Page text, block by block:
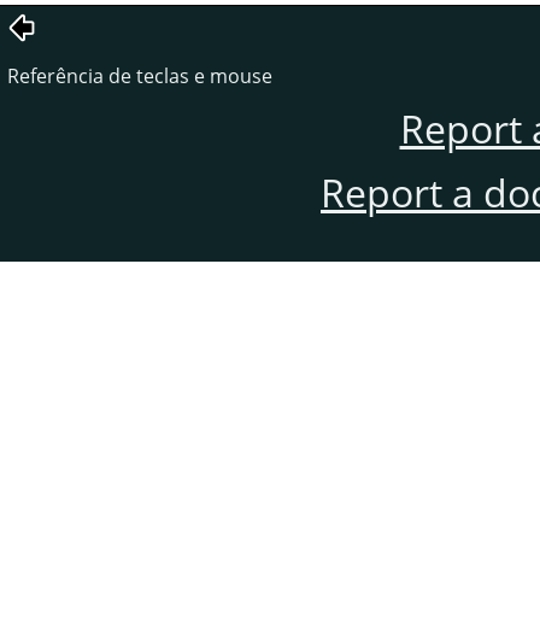
Referência de teclas e mouse
Report
Report a